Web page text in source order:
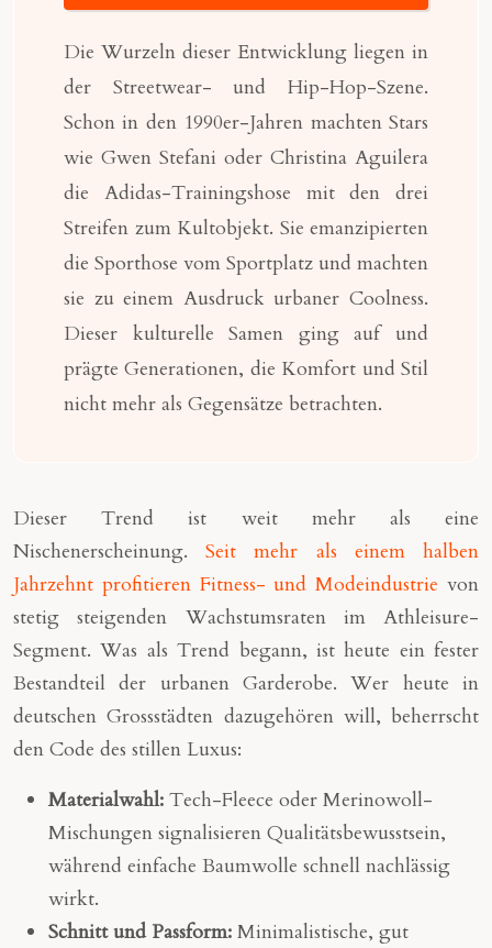
Die Wurzeln dieser Entwicklung liegen in
der Streetwear- und Hip-Hop-Szene.
Schon in den 1990er-Jahren machten Stars
wie Gwen Stefani oder Christina Aguilera
die Adidas-Trainingshose mit den drei
Streifen zum Kultobjekt. Sie emanzipierten
die Sporthose vom Sportplatz und machten
sie zu einem Ausdruck urbaner Coolness.
Dieser kulturelle Samen ging auf und
prägte Generationen, die Komfort und Stil
nicht mehr als Gegensätze betrachten.
Dieser Trend ist weit mehr als eine
Nischenerscheinung.Seit mehr als einem halben
Jahrzehnt profitieren Fitness- und Modeindustrie von
stetig steigenden Wachstumsraten im Athleisure-
Segment. Was als Trend begann, ist heute ein fester
Bestandteil der urbanen Garderobe. Wer heute in
deutschen Grossstädten dazugehören will, beherrscht
den Code des stillen Luxus:
Materialwahl: Tech-Fleece oder Merinowoll-
Mischungen signalisieren Qualitätsbewusstsein,
während einfache Baumwolle schnell nachlässig
wirkt.
Schnitt und Passform: Minimalistische, gut